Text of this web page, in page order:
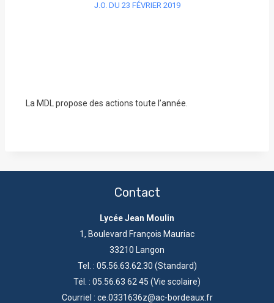
J.O. DU 23 FÉVRIER 2019
La MDL propose des actions toute l’année.
Contact
Lycée Jean Moulin
1, Boulevard François Mauriac
33210 Langon
Tel. : 05.56.63.62.30 (Standard)
Tél. : 05.56.63 62 45 (Vie scolaire)
Courriel : ce.0331636z@ac-bordeaux.fr